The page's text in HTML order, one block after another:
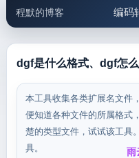
程默的博客 编码
邮件工具 生活
5.1支
dgf是什么格式、dgf怎
本工具收集各类扩展名文件
便知道各种文件的所属格式
楚的类型文件，试试该工具
具。
雨